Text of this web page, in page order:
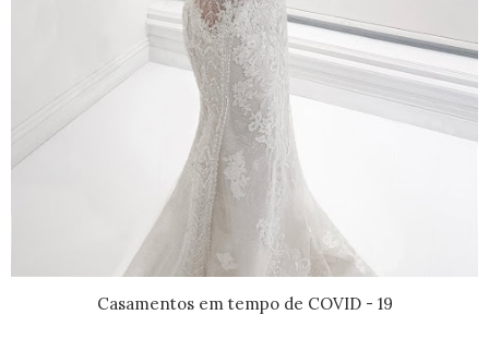
Casamentos em tempo de COVID - 19